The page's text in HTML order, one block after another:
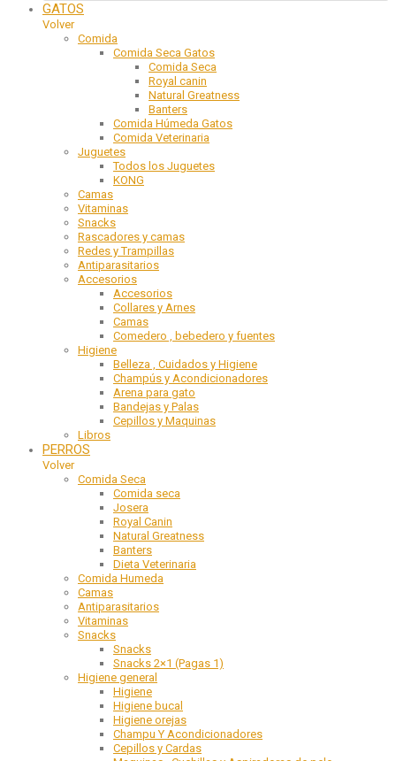
GATOS
Volver
Comida
Comida Seca Gatos
Comida Seca
Royal canin
Natural Greatness
Banters
Comida Húmeda Gatos
Comida Veterinaria
Juguetes
Todos los Juguetes
KONG
Camas
Vitaminas
Snacks
Rascadores y camas
Redes y Trampillas
Antiparasitarios
Accesorios
Accesorios
Collares y Arnes
Camas
Comedero , bebedero y fuentes
Higiene
Belleza , Cuidados y Higiene
Champús y Acondicionadores
Arena para gato
Bandejas y Palas
Cepillos y Maquinas
Libros
PERROS
Volver
Comida Seca
Comida seca
Josera
Royal Canin
Natural Greatness
Banters
Dieta Veterinaria
Comida Humeda
Camas
Antiparasitarios
Vitaminas
Snacks
Snacks
Snacks 2×1 (Pagas 1)
Higiene general
Higiene
Higiene bucal
Higiene orejas
Champu Y Acondicionadores
Cepillos y Cardas